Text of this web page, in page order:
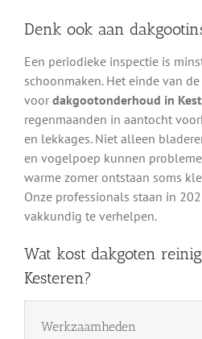
Denk ook aan
Een periodieke inspectie is
schoonmaken. Het einde van
voor dakgootonderhoud in
regenmaanden in aantocht
en lekkages. Niet alleen
en vogelpoep kunnen
warme zomer ontstaan soms
Onze professionals staan in
vakkundig te verhelpen.
Wat kost dakgoten
Kesteren?
Werkzaamheden